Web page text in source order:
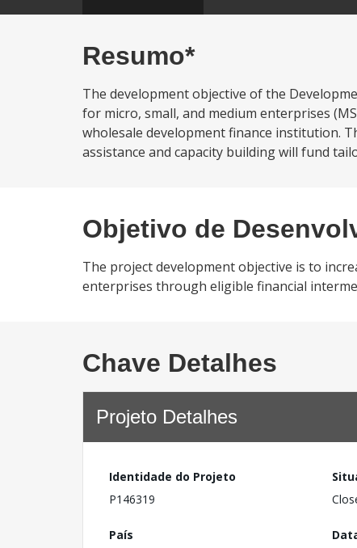
Resumo*
The development objective of the
for micro, small, and medium enterprises
wholesale development finance institution.
assistance and capacity building will fund
Objetivo de
The project development objective is to
enterprises through eligible financial
Chave Detalhes
Projeto Detalhes
Identidade do Projeto
P146319
País